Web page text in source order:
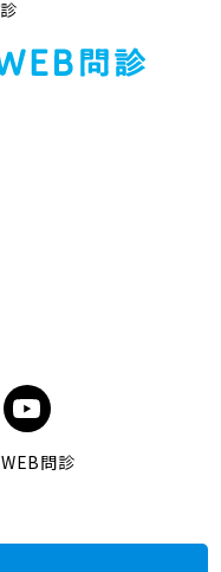
問診